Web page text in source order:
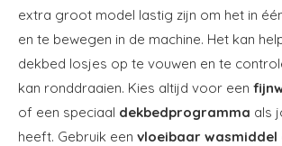
extra groot model lastig zijn om het in
en te bewegen in de machine. Het kan
dekbed losjes op te vouwen en te
kan ronddraaien. Kies altijd voor een
of een speciaal dekbedprogramma als
heeft. Gebruik een vloeibaar wasmiddel